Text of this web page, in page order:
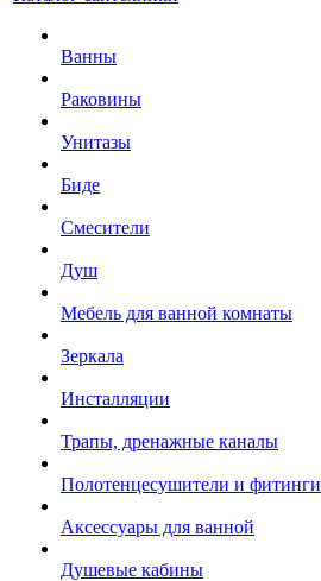
Ванны
Раковины
Унитазы
Биде
Смесители
Душ
Мебель для ванной комнаты
Зеркала
Инсталляции
Трапы, дренажные каналы
Полотенцесушители и фитинги
Аксессуары для ванной
Душевые кабины